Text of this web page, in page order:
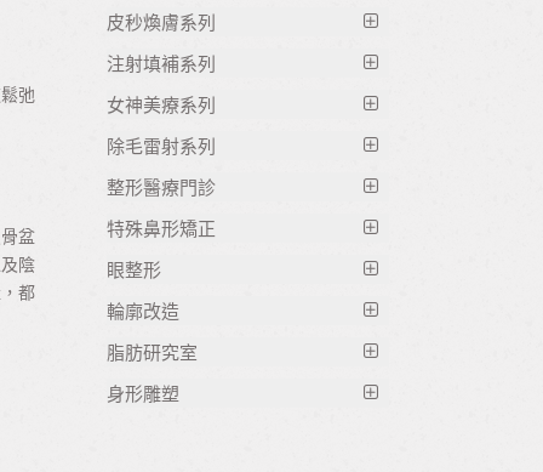
弛
盆
陰
都
軟顎過動症診斷｜打鼾、睡眠呼吸中
睡眠，健康生活的基石
睡眠與面相｜為什麼你越睡越沒精
神？
熟睡？
失眠與內臟健康｜你不知道的身體連
鎖反應
搞懂3種睡眠｜淺眠、深眠、REM
夜晚，和醒不來的早晨
無法原諒症候群｜釋放壓力、找回安
功能醫學檢測 重金屬檢驗分析
慢性疼痛與身體壓力失衡：高能雷射
在深層組織調節中的臨床應用
粒線體功能下降與慢性疲憊：高能雷
射在能量轉換調節中的臨床應用
鼻塞、過敏與夜間呼吸失衡：高能雷
射在鼻部慢性發炎調節中的臨床應用
雷射生髮療程｜針對落髮稀疏，啟動
毛囊再生修復力
重拾豐盈髮量｜落髮救星一次看懂，
有效對抗髮線危機
力、抗氧化、助眠、改善慢性疲勞
大師美學診所全女醫隊
蝴蝶電波｜私密肌能修復，改善漏尿
Fotona G緊雷射｜膠原緊實雷射，改
善內部鬆弛、提升私密彈性與感受力
陰道感染治療｜常見症狀、原因與處
理方式一次看
反覆性陰道炎｜為什麼老是發作？找
出真正原因與治療對策
BTL EMSELLA 激動28｜私密肌激活
椅
【台灣】EMFACE®菲斯波原理、效
果、價錢一次告訴你！大師美學診所
用療程， 不動刀收緊雙下巴
Oligio玩美寶寶電波｜溫和緊緻、童
顏肌膚重現
Q+立線音波｜雙效緊緻、立體線條拉
無創精靈線｜自然輪廓拉提不動刀
Ulthera極線音波｜非侵入式深層拉提
Fotona4D 美塑光波拉提
皮秒煥膚系列
星皮秒外泌體｜雷射後修復不反黑，
打造高效亮白療程
星皮秒微脈衝雷射｜淡斑、縮毛孔、
注射填補系列
AestheFill 艾麗斯｜取代玻尿酸？適
合凹陷修飾的膠原蛋白填補劑
【SkinVive喬雅登肌因煥膚針】2025
光針全面比較
女神動態玻尿酸™｜瑞絲朗®丰采/亮
采 打造自然表情的秘密武器
愛霓密絲 ANiMERS 玻尿酸｜延展性
水微晶（海德密絲）玻尿酸｜高效鎖
女神美療系列
SIS超磁場治療儀｜腰酸背痛的新選
擇！無痛、安全的疼痛治療
筋膜放鬆｜腰酸背痛好不了？預防勝
EMS 衝擊槍治療｜雕塑體態一次搞
懂功效與適用族群
LPG勻體雕塑｜第九代升級燃脂緊
緻，輕盈雕出曲線美
除毛雷射系列
竹北除毛推薦｜TRITON海神雷射，
無痛涼感、不反黑，細毛粗毛一次搞
基尼線無痕光滑感
亞歷山大除毛雷射｜高效除毛兼美
白，打造滑順亮白肌
【台灣】EMFACE®菲斯波原理、效
果、價錢一次告訴你！大師美學診所
用療程， 不動刀收緊雙下巴
SIS超磁場治療儀｜腰酸背痛的新選
擇！無痛、安全的疼痛治療
整形醫療門診
特殊鼻形矯正
耳鼻喉科相關
眼整形
客製化雙眼皮手術
提眼瞼肌手術
桃花眼臥蠶手術
輪廓改造
嘴邊肉木偶紋消除手術
膠原蛋白注射
脂肪研究室
豐夫妻宮、豐額頭
身形雕塑